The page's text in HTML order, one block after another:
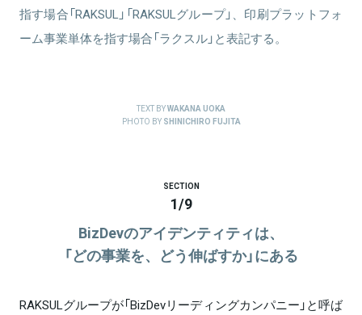
指す場合「RAKSUL」「RAKSULグループ」、印刷プラットフォ
ーム事業単体を指す場合「ラクスル」と表記する。
TEXT BYWAKANA UOKA
PHOTO BY SHINICHIRO FUJITA
SECTION
1/9
BizDevのアイデンティティは、
「どの事業を、どう伸ばすか」にある
RAKSULグループが「BizDevリーディングカンパニー」と呼ば